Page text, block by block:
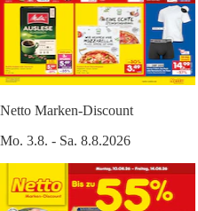
Netto Marken-Discount
Mo. 3.8. - Sa. 8.8.2026